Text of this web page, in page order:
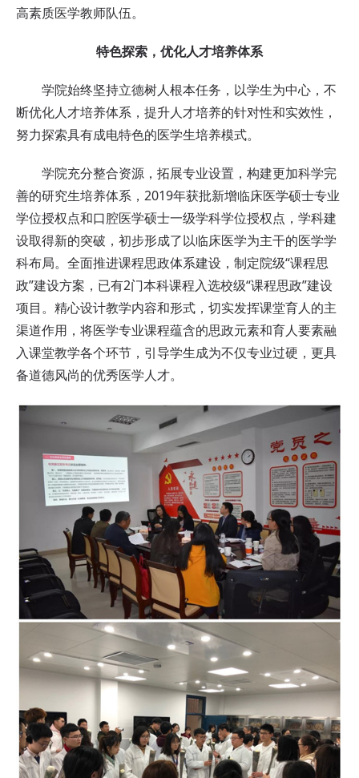
高素质医学教师队伍。
特色探索，优化人才培养体系
学院始终坚持立德树人根本任务，以学生为中心，不
断优化人才培养体系，提升人才培养的针对性和实效性，
努力探索具有成电特色的医学生培养模式。
学院充分整合资源，拓展专业设置，构建更加科学完
善的研究生培养体系，2019年获批新增临床医学硕士专业
学位授权点和口腔医学硕士一级学科学位授权点，学科建
设取得新的突破，初步形成了以临床医学为主干的医学学
科布局。全面推进课程思政体系建设，制定院级“课程思
政”建设方案，已有2门本科课程入选校级“课程思政”建设
项目。精心设计教学内容和形式，切实发挥课堂育人的主
渠道作用，将医学专业课程蕴含的思政元素和育人要素融
入课堂教学各个环节，引导学生成为不仅专业过硬，更具
备道德风尚的优秀医学人才。